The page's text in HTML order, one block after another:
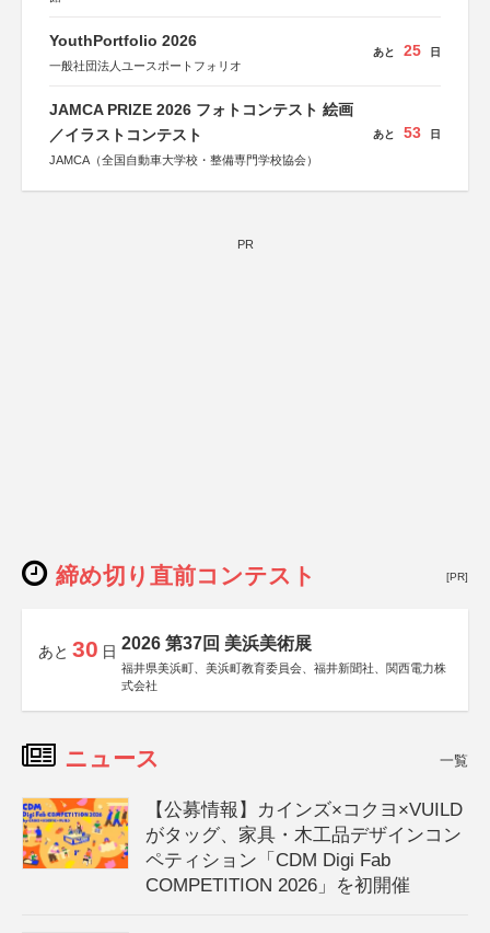
YouthPortfolio 2026
一般社団法人ユースポートフォリオ
あと 25 日
JAMCA PRIZE 2026 フォトコンテスト 絵画
／イラストコンテスト
JAMCA（全国自動車大学校・整備専門学校協会）
あと 53 日
PR
締め切り直前コンテスト [PR]
あと 30 日 2026 第37回 美浜美術展
福井県美浜町、美浜町教育委員会、福井新聞社、関西電力株
式会社
ニュース 一覧
【公募情報】カインズ×コクヨ×VUILD
がタッグ、家具・木工品デザインコン
ペティション「CDM Digi Fab
COMPETITION 2026」を初開催